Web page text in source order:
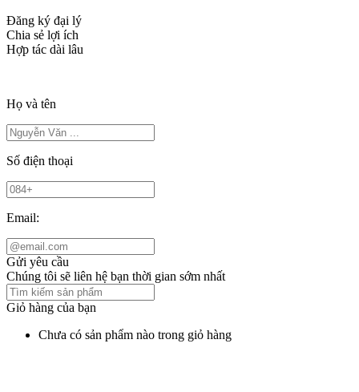
Đăng ký đại lý
Chia sẻ lợi ích
Hợp tác dài lâu
Họ và tên
Số điện thoại
Email:
Gửi yêu cầu
Chúng tôi sẽ liên hệ bạn thời gian sớm nhất
Giỏ hàng của bạn
Chưa có sản phẩm nào trong giỏ hàng